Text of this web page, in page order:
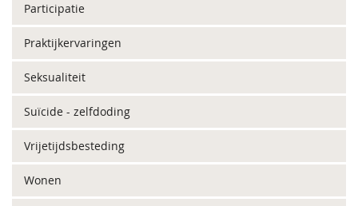
Participatie
Praktijkervaringen
Seksualiteit
Suïcide - zelfdoding
Vrijetijdsbesteding
Wonen